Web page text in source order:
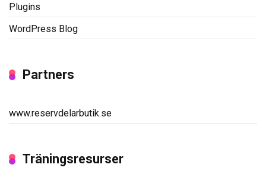
Plugins
WordPress Blog
Partners
www.reservdelarbutik.se
Träningsresurser